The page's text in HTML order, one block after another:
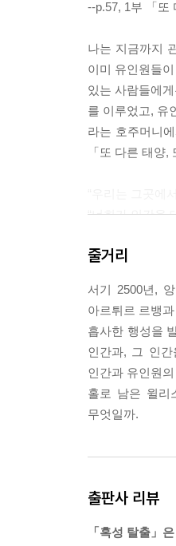
--p.57, 1부 「또
나는 지금까지
이미 유인원들
있는 사람들에
를 이루었고, 유
라는 호주머니
「또 다른 태양,
“너희가 인간을
긴 거야. 인간은
“언젠가 우리가
니야. 이 사건
지금은 인간이
---p.202, 3부 「다
줄거리
서기 2500년,
아르튀르 르뱅
흡사한 행성을
인간과, 그 인
인간과 유인원
홀로 남은 윌리
무엇일까.
출판사 리뷰
「혹성 탈출」